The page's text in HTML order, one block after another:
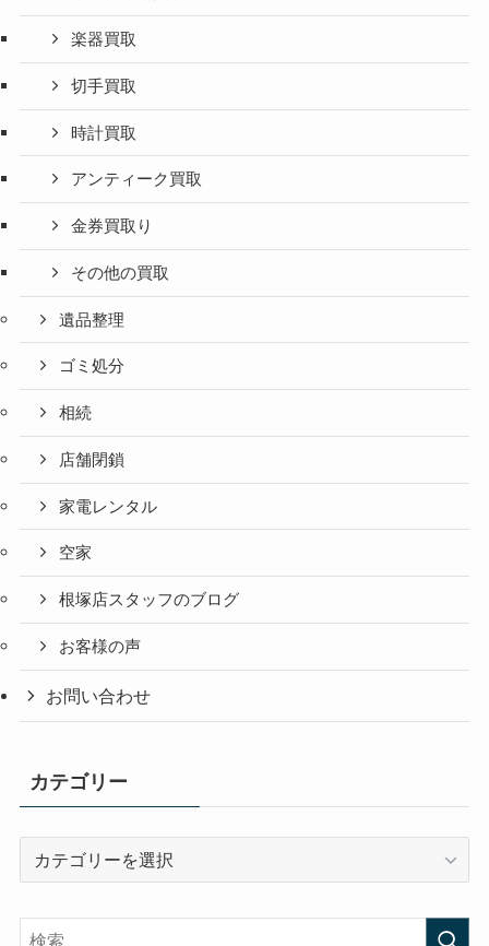
楽器買取
切手買取
時計買取
アンティーク買取
金券買取り
その他の買取
遺品整理
ゴミ処分
相続
店舗閉鎖
家電レンタル
空家
根塚店スタッフのブログ
お客様の声
お問い合わせ
カテゴリー
リ